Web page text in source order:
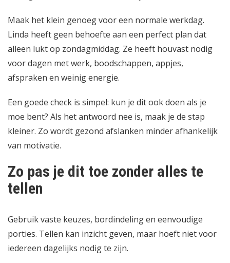
Maak het klein genoeg voor een normale werkdag.
Linda heeft geen behoefte aan een perfect plan dat
alleen lukt op zondagmiddag. Ze heeft houvast nodig
voor dagen met werk, boodschappen, appjes,
afspraken en weinig energie.
Een goede check is simpel: kun je dit ook doen als je
moe bent? Als het antwoord nee is, maak je de stap
kleiner. Zo wordt gezond afslanken minder afhankelijk
van motivatie.
Zo pas je dit toe zonder alles te
tellen
Gebruik vaste keuzes, bordindeling en eenvoudige
porties. Tellen kan inzicht geven, maar hoeft niet voor
iedereen dagelijks nodig te zijn.